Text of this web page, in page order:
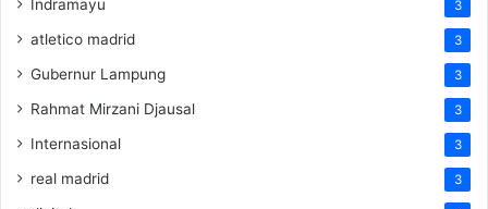
Indramayu 3
atletico madrid 3
Gubernur Lampung 3
Rahmat Mirzani Djausal 3
Internasional 3
real madrid 3